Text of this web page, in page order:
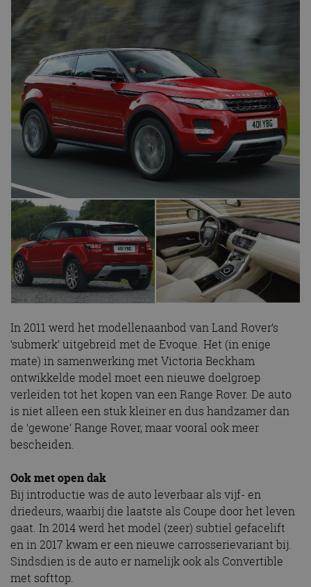
In 2011 werd het modellenaanbod van Land Rover’s
‘submerk’ uitgebreid met de Evoque. Het (in enige
mate) in samenwerking met Victoria Beckham
ontwikkelde model moet een nieuwe doelgroep
verleiden tot het kopen van een Range Rover. De auto
is niet alleen een stuk kleiner en dus handzamer dan
de ‘gewone’ Range Rover, maar vooral ook meer
bescheiden.
Ook met open dak
Bij introductie was de auto leverbaar als vijf- en
driedeurs, waarbij die laatste als Coupe door het leven
gaat. In 2014 werd het model (zeer) subtiel gefacelift
en in 2017 kwam er een nieuwe carrosserievariant bij.
Sindsdien is de auto er namelijk ook als Convertible
met softtop.